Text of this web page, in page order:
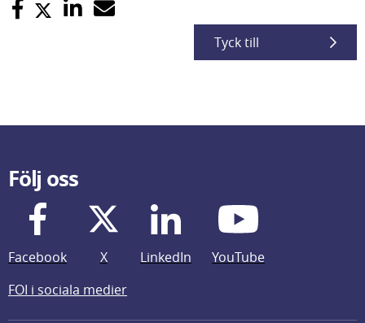
Tyck till
Följ oss
Facebook X LinkedIn
YouTube
FOI i sociala medier